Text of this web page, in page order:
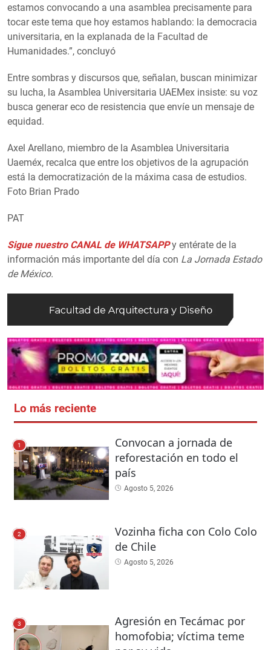
estamos convocando a una asamblea precisamente para
tocar este tema que hoy estamos hablando: la democracia
universitaria, en la explanada de la Facultad de
Humanidades.”, concluyó
Entre sombras y discursos que, señalan, buscan minimizar
su lucha, la Asamblea Universitaria UAEMex insiste: su voz
busca generar eco de resistencia que envíe un mensaje de
equidad.
Axel Arellano, miembro de la Asamblea Universitaria
Uaeméx, recalca que entre los objetivos de la agrupación
está la democratización de la máxima casa de estudios.
Foto Brian Prado
PAT
Sigue nuestro CANAL de WHATSAPPy entérate de la
información más importante del día con La Jornada Estado
de México.
Lo más reciente
1
Convocan a jornada de
reforestación en todo el
país
Agosto 5, 2026
2
Vozinha ficha con Colo Colo
de Chile
Agosto 5, 2026
3
Agresión en Tecámac por
homofobia; víctima teme